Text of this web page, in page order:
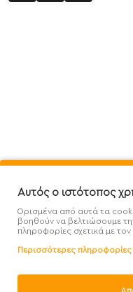
Χάρτης Ιστότοπου
Προσφορές - Clearence
Αυτός ο ιστότοπος
Ορισμένα από αυτά τα
βοηθούν να βελτιώσουμε
πληροφορίες σχετικά με
Περισσότερες πληροφορίες